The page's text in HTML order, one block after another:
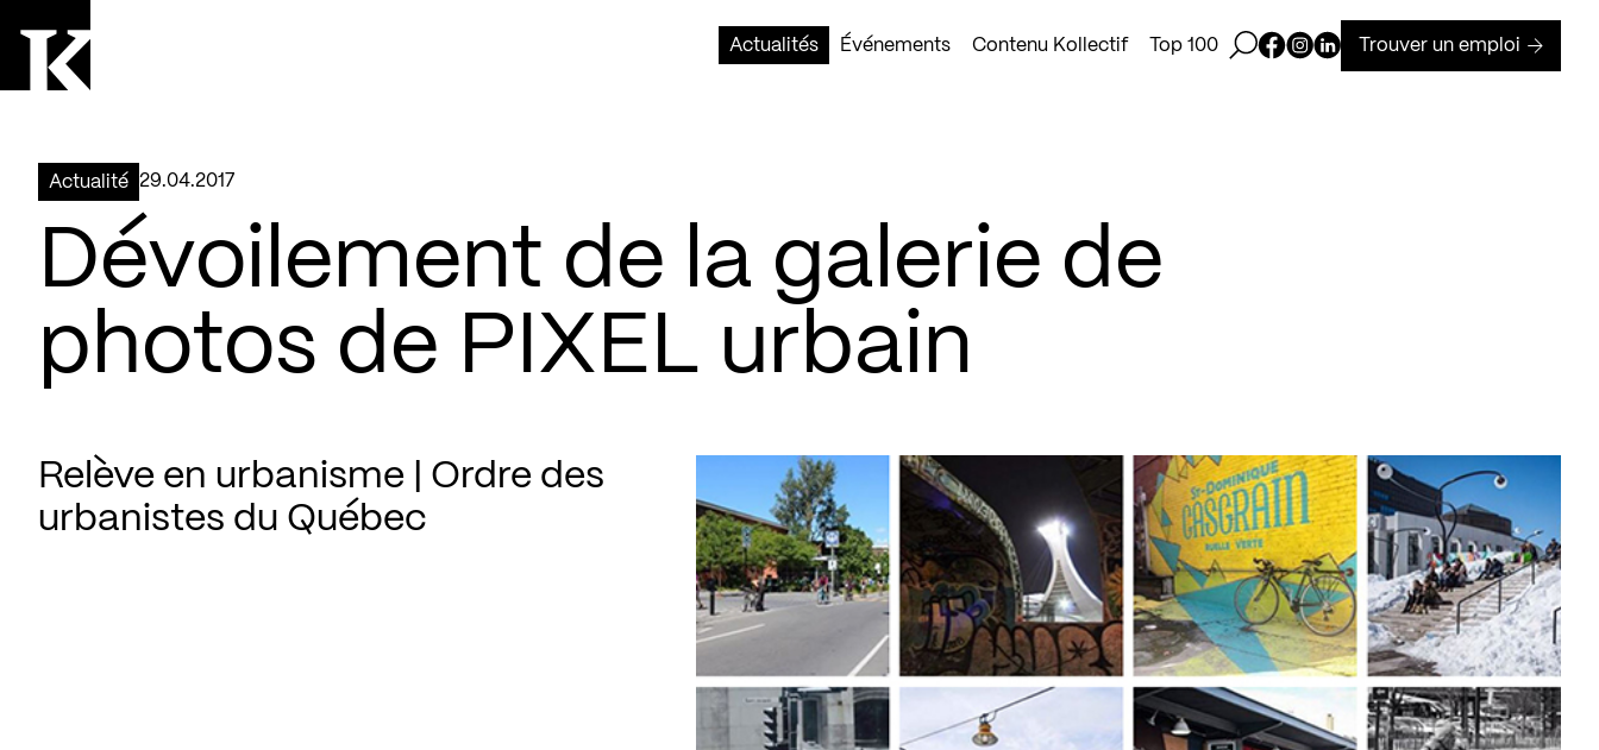
Actualités
Événements Contenu Kollectif Top 100 Ouvrir la barre de recherche
Page Facebook de Kollectif
Page Instagram de Kollectif
Page Linkedin de Kollectif
Trouver un emploi
Actualité 29.04.2017
Dévoilement de la galerie de
photos de PIXEL urbain
Relève en urbanisme | Ordre des
urbanistes du Québec